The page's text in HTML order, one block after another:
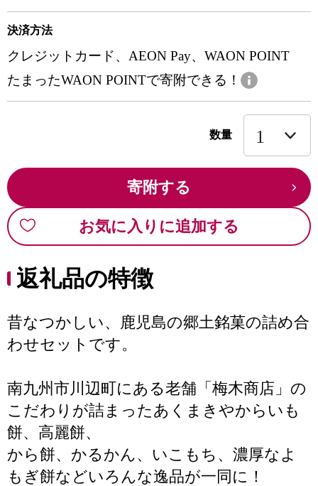
決済方法
クレジットカード、AEON Pay、WAON POINT
たまったWAON POINTで寄附できる！
数量
寄附する
お気に入りに追加する
返礼品の特徴
昔なつかしい、鹿児島の郷土銘菓の詰め合
わせセットです。
南九州市川辺町にある老舗「梅木商店」の
こだわりが詰まったあくまきやからいも
餅、高麗餅、
から餅、かるかん、いこもち、濃厚なよ
もぎ餅などいろんな逸品が一同に！